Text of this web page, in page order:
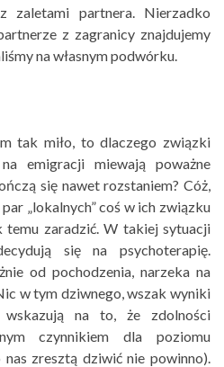
zaletami partnera. Nierzadko
z zagranicy znajdujemy
na własnym podwórku.
tak miło, to dlaczego związki
emigracji miewają poważne
się nawet rozstaniem? Cóż,
„lokalnych” coś w ich związku
temu zaradzić. W takiej sytuacji
się na psychoterapię.
od pochodzenia, narzeka na
w tym dziwnego, wszak wyniki
wskazują na to, że zdolności
czynnikiem dla poziomu
zresztą dziwić nie powinno).